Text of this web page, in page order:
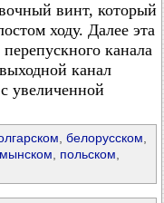
винт, который
ходу. Далее эта
канала
канал
увеличенной
белорусском
польском